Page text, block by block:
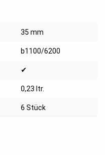
35 mm
b1100/6200
✔
0,23 ltr.
6 Stück